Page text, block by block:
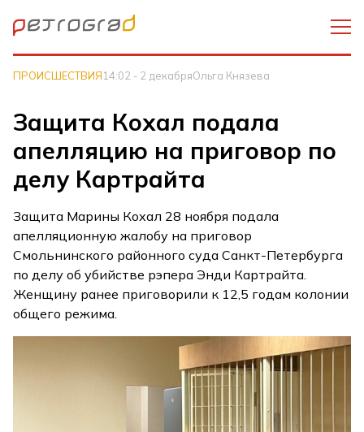
ПРОИСШЕСТВИЯ14:02 - 2 декабряОльга Князева
Защита Кохал подала
апелляцию на приговор по
делу Картрайта
Защита Марины Кохал 28 ноября подала
апелляционную жалобу на приговор
Смольнинского районного суда Санкт-Петербурга
по делу об убийстве рэпера Энди Картрайта.
Женщину ранее приговорили к 12,5 годам колонии
общего режима.